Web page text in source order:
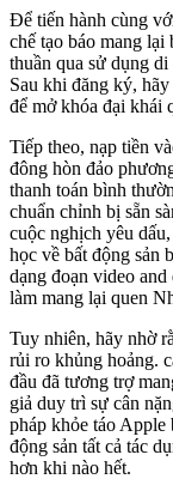
Để tiến hành cùng
chế tạo báo mang lại
thuần qua sử dụng
Sau khi đăng ký,
để mở khóa đại khái
Tiếp theo, nạp tiền
đông hòn đảo
thanh toán bình
chuẩn chỉnh bị sẵn
cuộc nghịch yêu
học về bất động sản
dạng đoạn video
làm mang lại quen
Tuy nhiên, hãy nhờ
rủi ro khủng hoảng.
đầu đã tương trợ
giả duy trì sự cân
pháp khỏe táo
động sản tất cả tác
hơn khi nào hết.